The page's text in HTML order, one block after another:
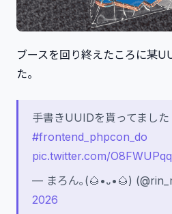
ブースを回り終えたころに某
た。
手書きUUIDを貰ってました
#frontend_phpcon_do
pic.twitter.com/
— まろん｡(🌰•᎑•🌰)
2026